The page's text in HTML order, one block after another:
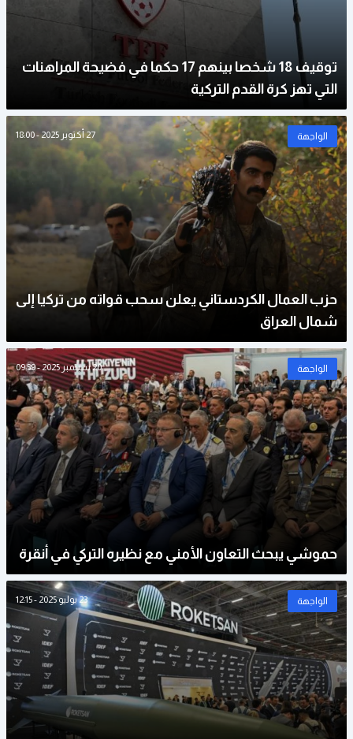
توقيف 18 شخصا بينهم 17 حكما في فضيحة المراهنات
التي تهز كرة القدم التركية
الواجهة 27 أكتوبر 2025 - 18:00
حزب العمال الكردستاني يعلن سحب قواته من تركيا إلى
شمال العراق
الواجهة 20 سبتمبر 2025 - 09:59
حموشي يبحث التعاون الأمني مع نظيره التركي في أنقرة
الواجهة 23 يوليو 2025 - 12:15